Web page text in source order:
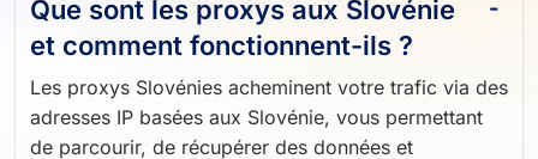
Que sont les proxys aux Slovénie
et comment fonctionnent-ils ?
Les proxys Slovénies acheminent votre trafic via des